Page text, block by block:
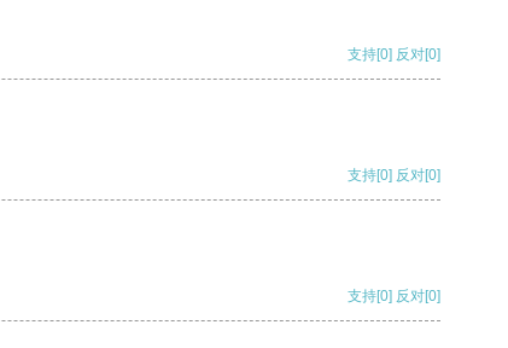
支持[0] 反对[0]
支持[0] 反对[0]
支持[0] 反对[0]